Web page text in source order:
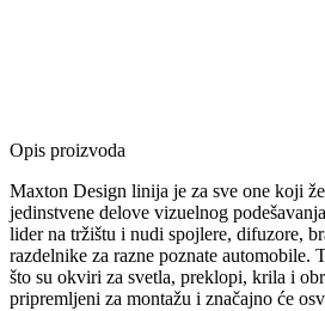
Opis proizvoda
Maxton Design linija je za sve one koji
jedinstvene delove vizuelnog
lider na tržištu i nudi spojlere, difuzore,
razdelnike za razne poznate automobile.
što su okviri za svetla, preklopi, krila i
pripremljeni za montažu i značajno će